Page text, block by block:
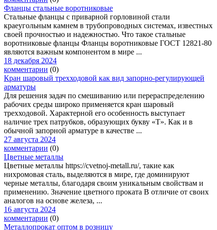
Фланцы стальные воротниковые
Стальные фланцы с приварной горловиной стали
краеугольным камнем в трубопроводных системах, известных
своей прочностью и надежностью. Что такое стальные
воротниковые фланцы Фланцы воротниковые ГОСТ 12821-80
являются важным компонентом в мире ...
18 декабря 2024
комментарии (0)
Кран шаровый трехходовой как вид запорно-регулирующей
арматуры
Для решения задач по смешиванию или перераспределению
рабочих среды широко применяется кран шаровый
трехходовой. Характерной его особенность выступает
наличие трех патрубков, образующих букву «Т». Как и в
обычной запорной арматуре в качестве ...
27 августа 2024
комментарии (0)
Цветные металлы
Цветные металлы https://cvetnoj-metall.ru/, такие как
нихромовая сталь, выделяются в мире, где доминируют
черные металлы, благодаря своим уникальным свойствам и
применению. Значение цветного проката В отличие от своих
аналогов на основе железа, ...
16 августа 2024
комментарии (0)
Металлопрокат оптом в розницу